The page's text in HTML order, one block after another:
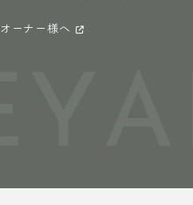
オーナー様へ